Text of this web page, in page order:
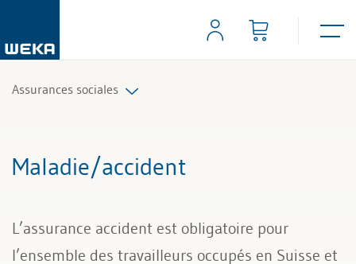
Assurances sociales
Assurances et cotisations
Prévoyance professionnelle
Maladie/accident
L’assurance accident est obligatoire pour
l’ensemble des travailleurs occupés en Suisse et